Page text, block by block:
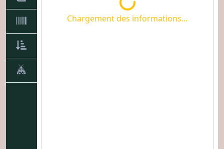
Chargement des informations...
Chargement des informations...